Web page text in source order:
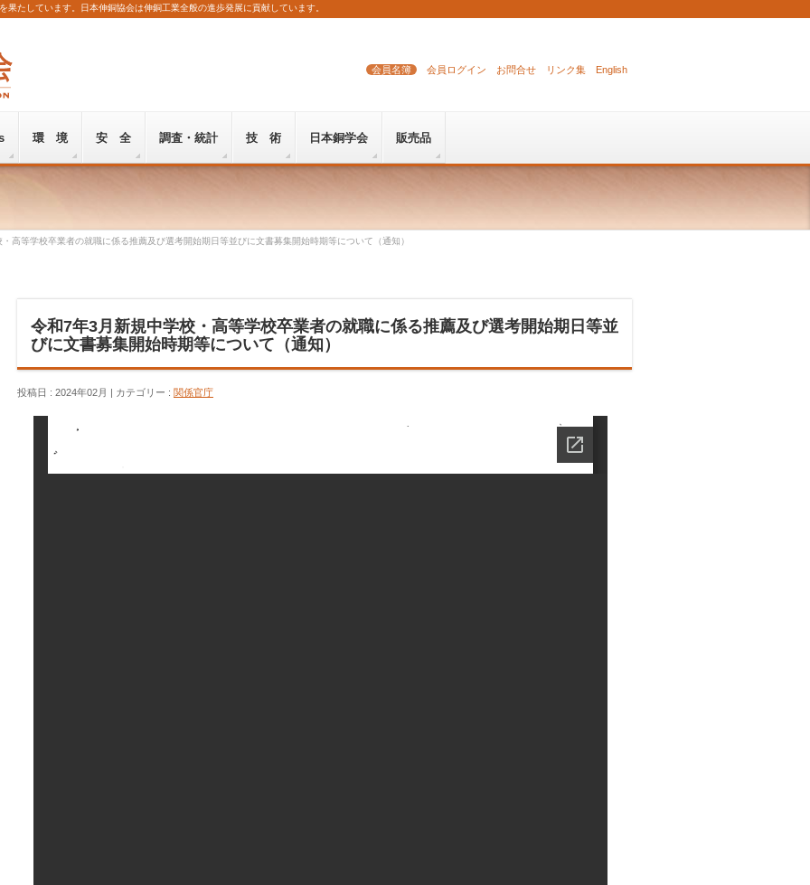
たしています。日本伸銅協会は伸銅工業全般の進歩発展に貢献しています。
会員名簿 会員ログイン お問合せ リンク集 English
環 境 安 全 調査・統計 技 術 日本銅学会 販売品
高等学校卒業者の就職に係る推薦及び選考開始期日等並びに文書募集開始時期等について（通知）
令和7年3月新規中学校・高等学校卒業者の就職に係る推薦及び選考開始期日等並
びに文書募集開始時期等について（通知）
投稿日 : 2024年02月 カテゴリー : 関係官庁